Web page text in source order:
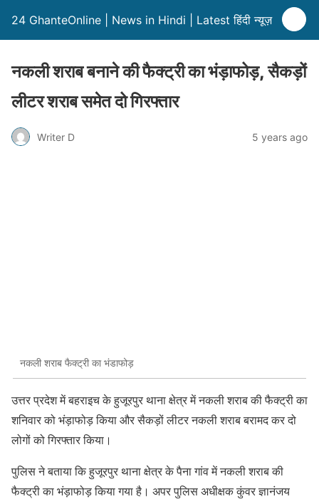
24 GhanteOnline | News in Hindi | Latest हिंदी न्यूज़
नकली शराब बनाने की फैक्ट्री का भंड़ाफोड़, सैकड़ों
लीटर शराब समेत दो गिरफ्तार
Writer D 5 years ago
नकली शराब फैक्ट्री का भंडाफोड़
उत्तर प्रदेश में बहराइच के हुजूरपुर थाना क्षेत्र में नकली शराब की फैक्ट्री का
शनिवार को भंड़ाफोड़ किया और सैकड़ों लीटर नकली शराब बरामद कर दो
लोगों को गिरफ्तार किया।
पुलिस ने बताया कि हुजूरपुर थाना क्षेत्र के पैना गांव में नकली शराब की
फैक्ट्री का भंड़ाफोड़ किया गया है। अपर पुलिस अधीक्षक कुंवर ज्ञानंजय